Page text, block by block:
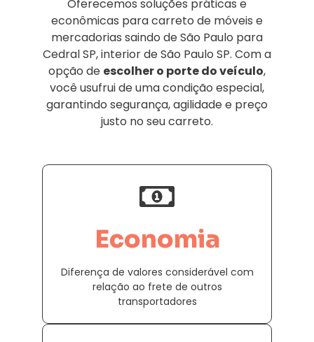
Oferecemos soluções práticas e
econômicas para carreto de móveis e
mercadorias saindo de São Paulo para
Cedral SP, interior de São Paulo SP. Com a
opção de escolher o porte do veículo,
você usufrui de uma condição especial,
garantindo segurança, agilidade e preço
justo no seu carreto.
Economia
Diferença de valores considerável com
relação ao frete de outros
transportadores